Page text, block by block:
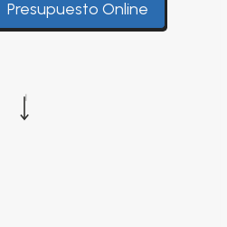
Presupuesto Online